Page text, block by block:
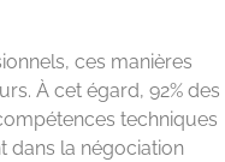
ces manières
À cet égard, 92% des
techniques
dans la négociation